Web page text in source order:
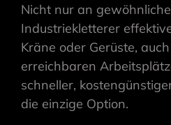
Nicht nur an
Industriekletterer
Kräne oder Gerüste,
erreichbaren
schneller,
die einzige Option.